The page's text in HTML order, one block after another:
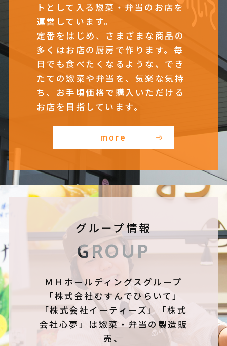
トとして入る惣菜・弁当のお店を
運営しています。
定番をはじめ、さまざまな商品の
多くはお店の厨房で作ります。毎
日でも食べたくなるような、でき
たての惣菜や弁当を、気楽な気持
ち、お手頃価格で購入いただける
お店を目指しています。
more
グループ情報
GROUP
ＭＨホールディングスグループ
「株式会社むすんでひらいて」
「株式会社イーティーズ」「株式
会社心夢」は惣菜・弁当の製造販
売、